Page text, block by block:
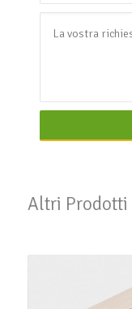
Altri Prodotti